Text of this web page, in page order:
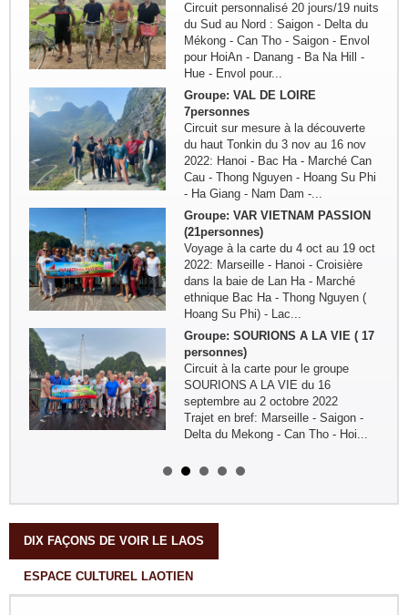
Circuit personnalisé 20 jours/19 nuits
du Sud au Nord : Saigon - Delta du
Mékong - Can Tho - Saigon - Envol
pour HoiAn - Danang - Ba Na Hill -
Hue - Envol pour...
Groupe: VAL DE LOIRE
7personnes
Circuit sur mesure à la découverte
du haut Tonkin du 3 nov au 16 nov
2022: Hanoi - Bac Ha - Marché Can
Cau - Thong Nguyen - Hoang Su Phi
- Ha Giang - Nam Dam -...
Groupe: VAR VIETNAM PASSION
(21personnes)
Voyage à la carte du 4 oct au 19 oct
2022: Marseille - Hanoi - Croisière
dans la baie de Lan Ha - Marché
ethnique Bac Ha - Thong Nguyen (
Hoang Su Phi) - Lac...
Groupe: SOURIONS A LA VIE ( 17
personnes)
Circuit à la carte pour le groupe
SOURIONS A LA VIE du 16
septembre au 2 octobre 2022
Trajet en bref: Marseille - Saigon -
Delta du Mekong - Can Tho - Hoi...
Kermorvant
voyage inoubliable du Sud au Nord
du Vietnam en Juillet 2024.
Groupe : Mr Loric CURE et ses
amis
DIX FAÇONS DE VOIR LE LAOS
ESPACE CULTUREL LAOTIEN